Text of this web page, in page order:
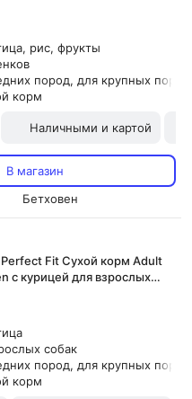
птица сух. 15кг
рис, фрукты
пород, для крупных пород
корм
Наличными и картой
В магазин
Бетховен
Fit Сухой корм Adult
с курицей для взрослых
крупных пород старше
собак
пород, для крупных пород
корм